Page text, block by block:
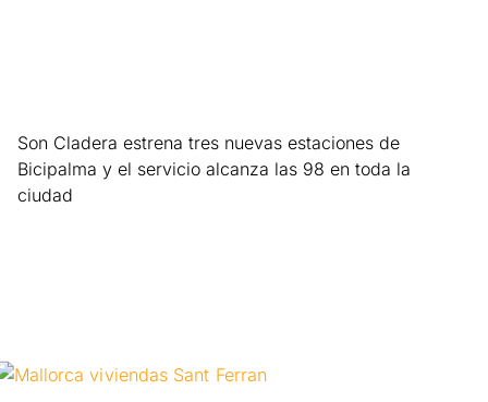
Son Cladera estrena tres nuevas estaciones de
Bicipalma y el servicio alcanza las 98 en toda la
ciudad